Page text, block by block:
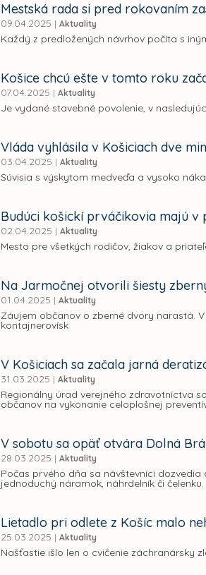
Mestská rada si pred rokovaním
09.04.2025 | Aktuality
Každý z predložených návrhov počíta s
Košice chcú ešte v tomto roku
07.04.2025 | Aktuality
Je vydané stavebné povolenie, v
Vláda vyhlásila v Košiciach dve
03.04.2025 | Aktuality
Súvisia s výskytom medveďa a vysoko
Budúci košickí prváčikovia majú
02.04.2025 | Aktuality
Mesto pre všetkých rodičov, žiakov a
Na Jarmočnej otvorili šiesty
01.04.2025 | Aktuality
Záujem občanov o zberné dvory narastá.
kontajnerovísk
V Košiciach sa začala jarná
31.03.2025 | Aktuality
Regionálny úrad verejného zdravotníctva
občanov na vykonanie celoplošnej
V sobotu sa opäť otvára Dolná
28.03.2025 | Aktuality
Počas prvého dňa sa návštevníci
jednoduchý náramok, náhrdelník či čelenku.
Lietadlo pri odlete z Košíc malo
25.03.2025 | Aktuality
Našťastie išlo len o cvičenie záchranársky